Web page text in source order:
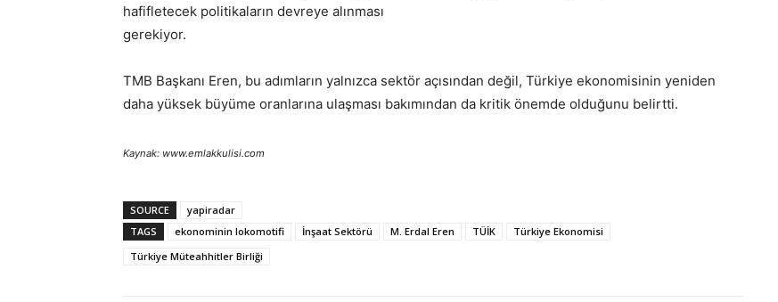
hafifletecek politikaların devreye alınması
gerekiyor.
TMB Başkanı Eren, bu adımların yalnızca sektör açısından değil, Türkiye ekonomisinin yeniden
daha yüksek büyüme oranlarına ulaşması bakımından da kritik önemde olduğunu belirtti.
Kaynak: www.emlakkulisi.com
SOURCE
yapiradar
TAGS
ekonominin lokomotifi İnşaat Sektörü M. Erdal Eren TÜİK
Türkiye Ekonomisi
Türkiye Müteahhitler Birliği